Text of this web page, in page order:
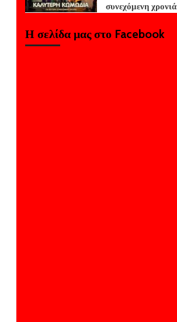
συνεχόμενη χρονιά
Η σελίδα μας στο Facebook